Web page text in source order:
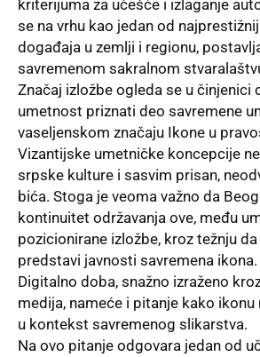
kriterijuma za učešće i izlaganje
se na vrhu kao jedan od
događaja u zemlji i regionu,
savremenom sakralnom
Značaj izložbe ogleda se u činjenici
umetnost priznati deo savremene
vaseljenskom značaju Ikone u
Vizantijske umetničke koncepcije
srpske kulture i sasvim prisan,
bića. Stoga je veoma važno da
kontinuitet održavanja ove, među
pozicionirane izložbe, kroz težnju
predstavi javnosti savremena ikona.
Digitalno doba, snažno izraženo
medija, nameće i pitanje kako
u kontekst savremenog slikarstva.
Na ovo pitanje odgovara jedan od